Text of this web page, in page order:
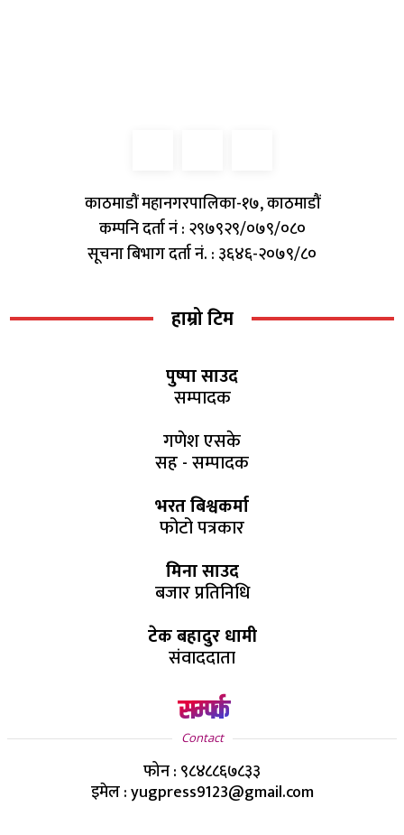
काठमाडौं महानगरपालिका-१७, काठमाडौं
कम्पनि दर्ता नं : २९७९२९/०७९/०८०
सूचना बिभाग दर्ता नं. : ३६४६-२०७९/८०
हाम्रो टिम
पुष्पा साउद
सम्पादक
गणेश एसके
सह - सम्पादक
भरत बिश्वकर्मा
फोटो पत्रकार
मिना साउद
बजार प्रतिनिधि
टेक बहादुर धामी
संवाददाता
सम्पर्क
Contact
फोन : ९८४८८६७८३३
इमेल : yugpress9123@gmail.com